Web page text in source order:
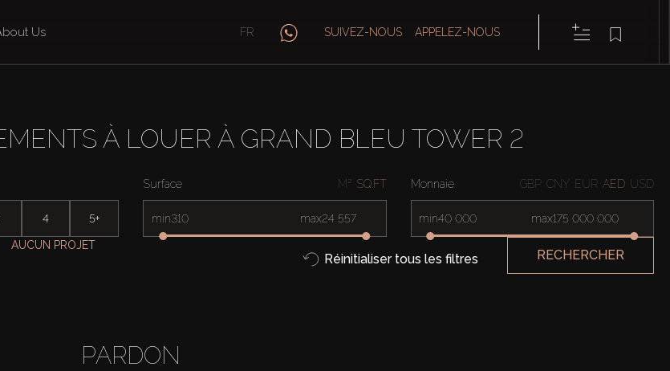
Us FR SUIVEZ-NOUS APPELEZ-NOUS
À LOUER À GRAND BLEU TOWER 2
4 5+
Surface M² SQ.FT
min max
Monnaie GBP CNY EUR AED USD
min max
AUCUN PROJET
Réinitialiser tous les filtres RECHERCHER
PARDON